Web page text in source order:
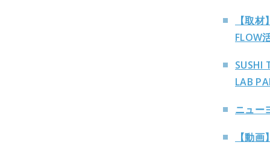
【取
FLOW
SUSHI
LAB
ニュー
【動